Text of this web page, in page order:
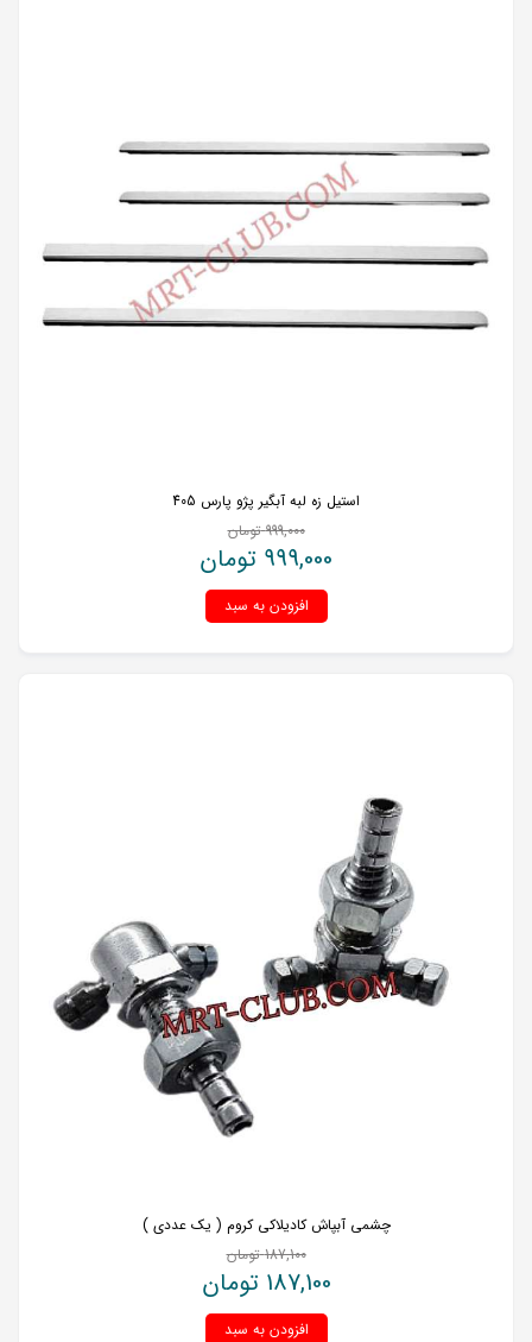
استیل زه لبه آبگیر پژو پارس 405
999,000 تومان
999,000 تومان
افزودن به سبد
چشمی آبپاش کادیلاکی کروم ( یک عددی )
187,100 تومان
187,100 تومان
افزودن به سبد